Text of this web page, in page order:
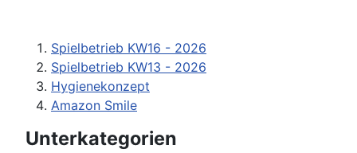
Spielbetrieb KW16 - 2026
Spielbetrieb KW13 - 2026
Hygienekonzept
Amazon Smile
Unterkategorien